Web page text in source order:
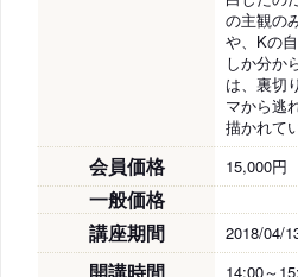
の主観の
や、Kの
しか分か
は、裏切
マから逃
描かれて
会員価格 15,000円
一般価格
講座期間
2018/04/
14:00～